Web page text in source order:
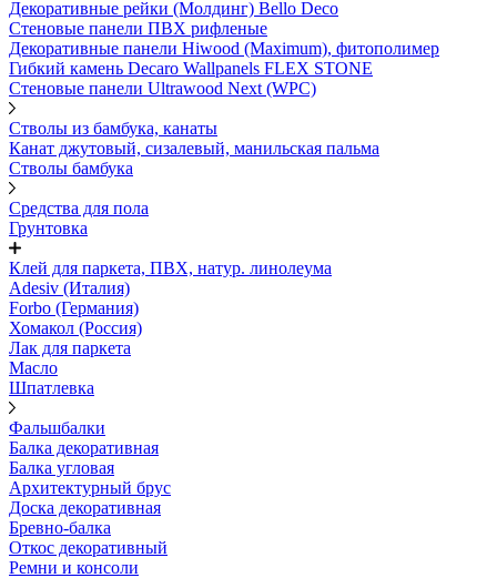
Декоративные рейки (Молдинг) Bello Deco
Стеновые панели ПВХ рифленые
Декоративные панели Hiwood (Maximum), фитополимер
Гибкий камень Decaro Wallpanels FLEX STONE
Стеновые панели Ultrawood Next (WPC)
Стволы из бамбука, канаты
Канат джутовый, сизалевый, манильская пальма
Стволы бамбука
Средства для пола
Грунтовка
Клей для паркета, ПВХ, натур. линолеума
Adesiv (Италия)
Forbo (Германия)
Хомакол (Россия)
Лак для паркета
Масло
Шпатлевка
Фальшбалки
Балка декоративная
Балка угловая
Архитектурный брус
Доска декоративная
Бревно-балка
Откос декоративный
Ремни и консоли